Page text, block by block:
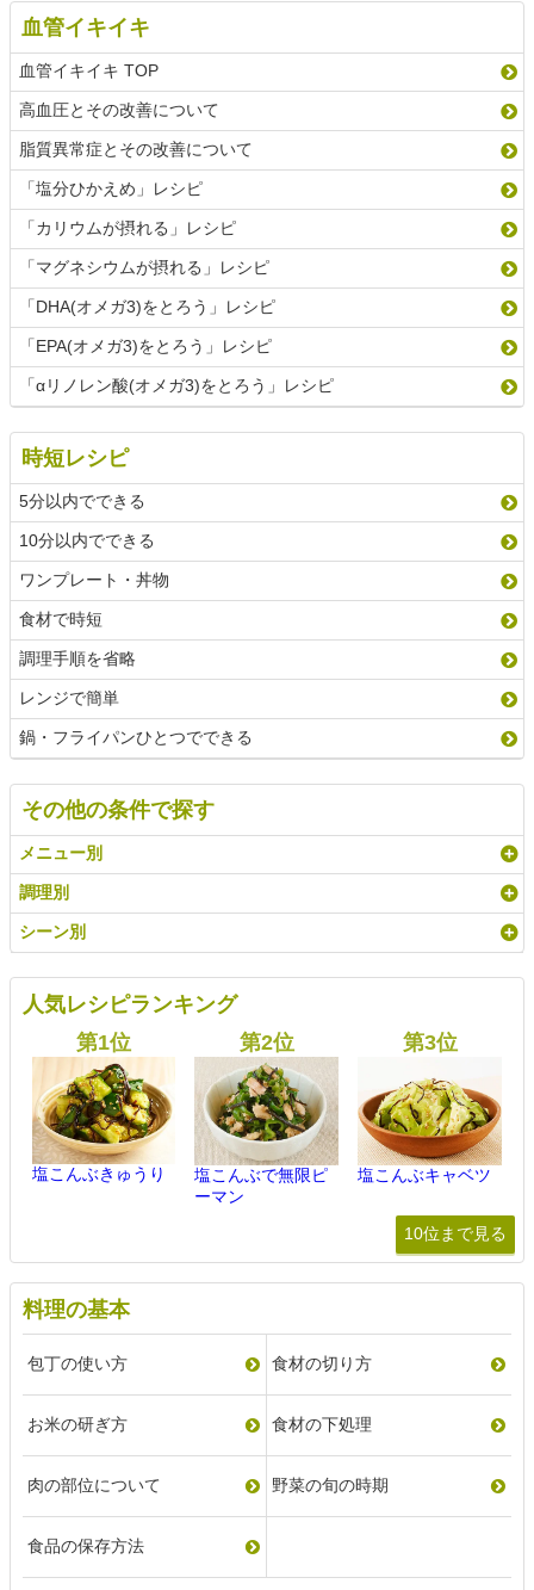
血管イキイキ
血管イキイキ TOP
高血圧とその改善について
脂質異常症とその改善について
「塩分ひかえめ」レシピ
「カリウムが摂れる」レシピ
「マグネシウムが摂れる」レシピ
「DHA(オメガ3)をとろう」レシピ
「EPA(オメガ3)をとろう」レシピ
「αリノレン酸(オメガ3)をとろう」レシピ
時短レシピ
5分以内でできる
10分以内でできる
ワンプレート・丼物
食材で時短
調理手順を省略
レンジで簡単
鍋・フライパンひとつでできる
その他の条件で探す
メニュー別
調理別
シーン別
人気レシピランキング
塩こんぶきゅうり
塩こんぶで無限ピ
ーマン
塩こんぶキャベツ
10位まで見る
料理の基本
包丁の使い方 食材の切り方
お米の研ぎ方 食材の下処理
肉の部位について 野菜の旬の時期
食品の保存方法